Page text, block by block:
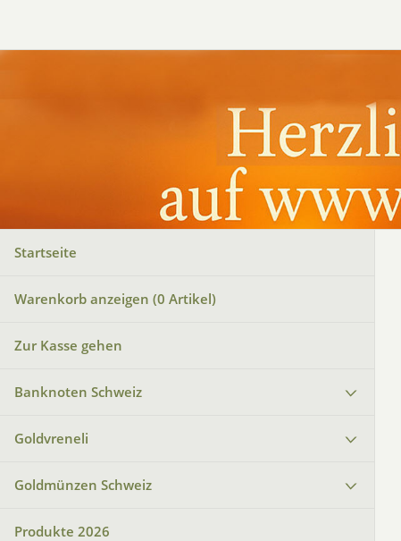
Startseite
Warenkorb anzeigen (0 Artikel)
Zur Kasse gehen
Banknoten Schweiz
Goldvreneli
Goldmünzen Schweiz
Produkte 2026